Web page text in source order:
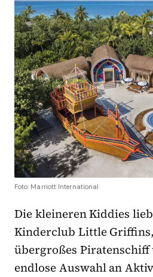
Foto: Marriott International
Die kleineren Kiddies
Kinderclub Little
übergroßes Piratenschiff
endlose Auswahl an